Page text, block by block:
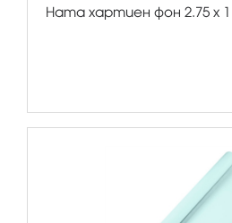
Hama хартиен фон 2.75 x